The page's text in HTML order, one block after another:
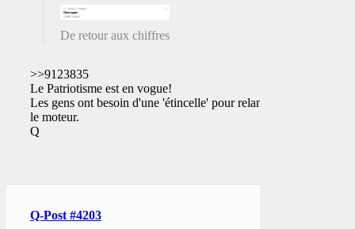
De retour aux chiffres
>>9123835
Le Patriotisme est en vogue!
Les gens ont besoin d'une 'étincelle' pour relancer
le moteur.
Q
Q-Post #4203